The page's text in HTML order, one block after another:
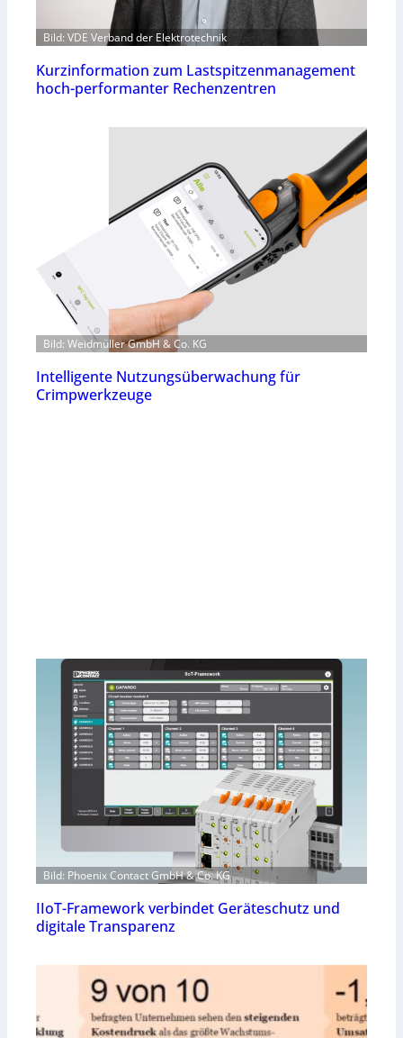
Bild: VDE Verband der Elektrotechnik
Kurzinformation zum Lastspitzenmanagement
hoch-performanter Rechenzentren
Bild: Weidmüller GmbH & Co. KG
Intelligente Nutzungsüberwachung für
Crimpwerkzeuge
Bild: Phoenix Contact GmbH & Co. KG
IIoT-Framework verbindet Geräteschutz und
digitale Transparenz